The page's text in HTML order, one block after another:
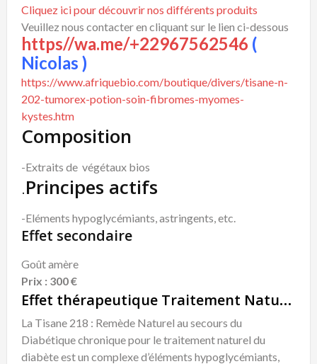
Cliquez ici pour découvrir nos différents produits
Veuillez nous contacter en cliquant sur le lien ci-dessous
https//wa.me/+22967562546 (
Nicolas )
https://www.afriquebio.com/boutique/divers/tisane-n-
202-tumorex-potion-soin-fibromes-myomes-
kystes.htm
Composition
-Extraits de végétaux bios
.Principes actifs
-Eléments hypoglycémiants, astringents, etc.
Effet secondaire
Goût amère
Prix : 300 €
Effet thérapeutique Traitement Naturel Au Secours Du Diabète
La Tisane 218 : Remède Naturel au secours du
Diabétique chronique pour le traitement naturel du
diabète est un complexe d’éléments hypoglycémiants,